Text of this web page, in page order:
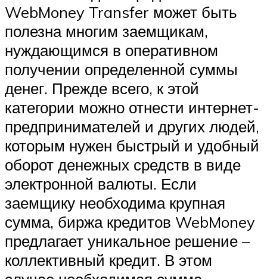
WebMoney Transfer может быть
полезна многим заемщикам,
нуждающимся в оперативном
получении определенной суммы
денег. Прежде всего, к этой
категории можно отнести интернет-
предпринимателей и других людей,
которым нужен быстрый и удобный
оборот денежных средств в виде
электронной валюты. Если
заемщику необходима крупная
сумма, биржа кредитов WebMoney
предлагает уникальное решение –
коллективный кредит. В этом